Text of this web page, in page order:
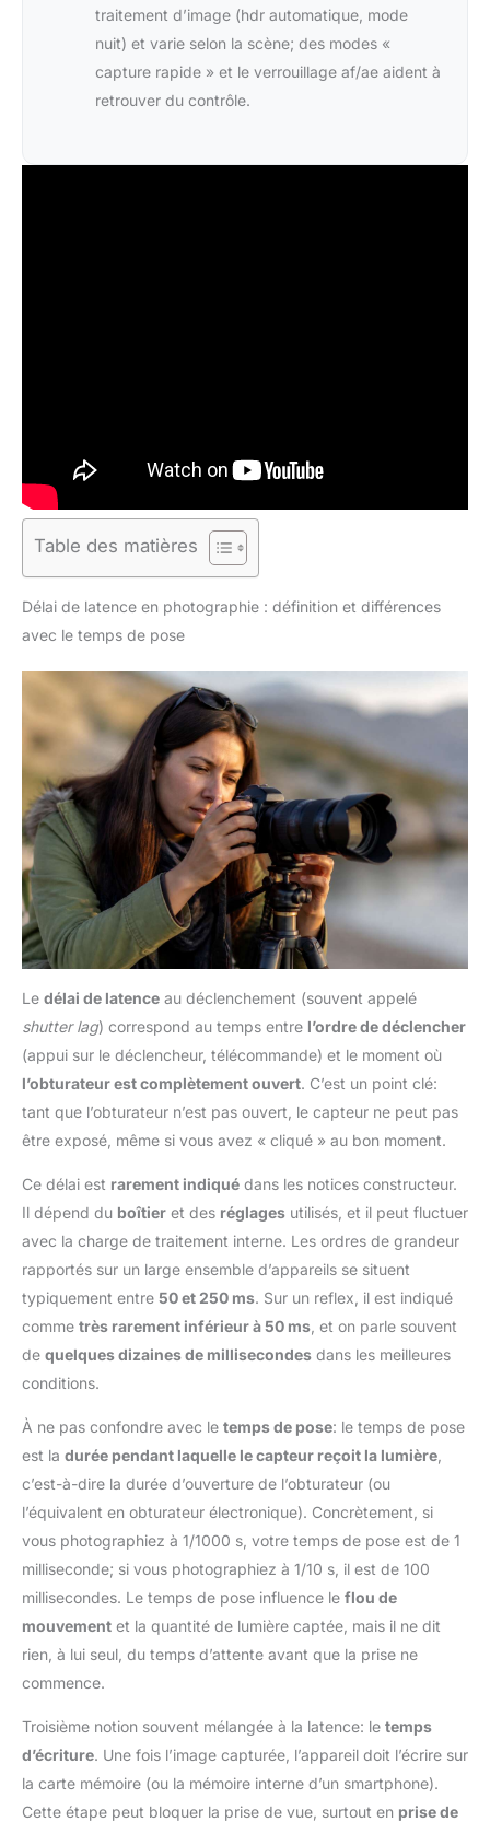
traitement d’image (hdr automatique, mode
nuit) et varie selon la scène; des modes «
capture rapide » et le verrouillage af/ae aident à
retrouver du contrôle.
Table des matières
Délai de latence en photographie : définition et différences
avec le temps de pose
Le délai de latence au déclenchement (souvent appelé
shutter lag) correspond au temps entre l’ordre de déclencher
(appui sur le déclencheur, télécommande) et le moment où
l’obturateur est complètement ouvert. C’est un point clé:
tant que l’obturateur n’est pas ouvert, le capteur ne peut pas
être exposé, même si vous avez « cliqué » au bon moment.
Ce délai est rarement indiqué dans les notices constructeur.
Il dépend du boîtier et des réglages utilisés, et il peut fluctuer
avec la charge de traitement interne. Les ordres de grandeur
rapportés sur un large ensemble d’appareils se situent
typiquement entre 50 et 250 ms. Sur un reflex, il est indiqué
comme très rarement inférieur à 50 ms , et on parle souvent
de quelques dizaines de millisecondes dans les meilleures
conditions.
À ne pas confondre avec le temps de pose: le temps de pose
est la durée pendant laquelle le capteur reçoit la lumière
c’est-à-dire la durée d’ouverture de l’obturateur (ou
l’équivalent en obturateur électronique). Concrètement, si
vous photographiez à 1/1000 s, votre temps de pose est de 1
milliseconde; si vous photographiez à 1/10 s, il est de 100
millisecondes. Le temps de pose influence le flou de
mouvement et la quantité de lumière captée, mais il ne dit
rien, à lui seul, du temps d’attente avant que la prise ne
commence.
Troisième notion souvent mélangée à la latence: le temps
d’écriture. Une fois l’image capturée, l’appareil doit l’écrire sur
la carte mémoire (ou la mémoire interne d’un smartphone).
Cette étape peut bloquer la prise de vue, surtout en prise de